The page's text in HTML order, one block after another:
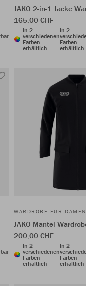
JAKO 2-in-1 Jacke
165,00 CHF
In 2
verschiedenen
Farben
erhältlich
In 2
Farben
erhältlich
WARDROBE FÜR DAMEN
JAKO Mantel
200,00 CHF
In 2
verschiedenen
Farben
erhältlich
In 2
Farben
erhältlich